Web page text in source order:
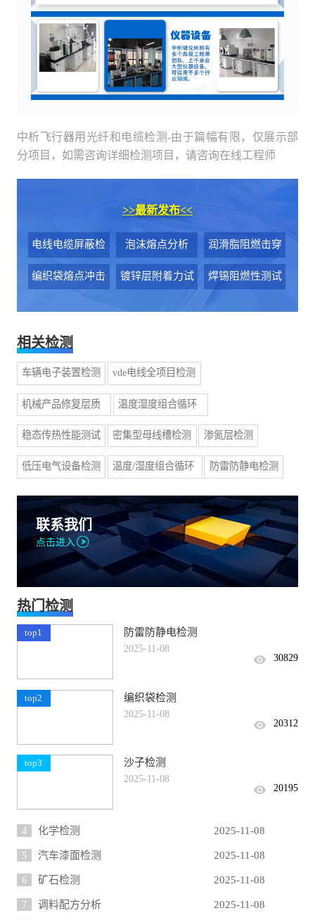
中析飞行器用光纤和电缆检测-由于篇幅有限，仅展示部
分项目，如需咨询详细检测项目，请咨询在线工程师
>>最新发布<<
电线电缆屏蔽检
测
泡沫熔点分析 润滑脂阻燃击穿
电压试验
编织袋熔点冲击 镀锌层附着力试 焊锡阻燃性测试
相关检测
车辆电子装置检测 vde电线全项目检测
机械产品修复层质
量检测
温度湿度组合循环
试验
稳态传热性能测试
密集型母线槽检测 渗氮层检测
低压电气设备检测
温度/湿度组合循环
防雷防静电检测
联系我们
点击进入
热门检测
top1 防雷防静电检测
2025-11-08
30829
top2 编织袋检测
2025-11-08
20312
top3 沙子检测
2025-11-08
20195
4 化学检测 2025-11-08
5 汽车漆面检测 2025-11-08
6 矿石检测 2025-11-08
7 调料配方分析 2025-11-08